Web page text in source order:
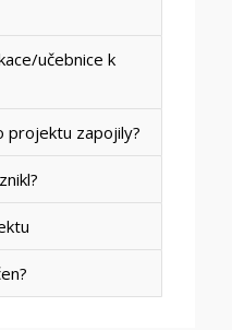
učebnice k
projektu zapojily?